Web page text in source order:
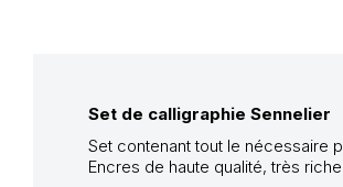
Set de calligraphie Sennelier
Set contenant tout le nécessaire
Encres de haute qualité, très